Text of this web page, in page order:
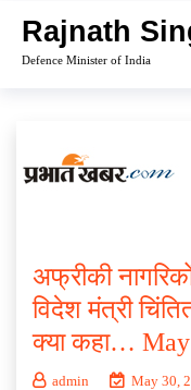
content
Rajnath
Defence Minister of India
अफ्रीकी
विदेश मंत्री
क्या कहा…
admin May 30,